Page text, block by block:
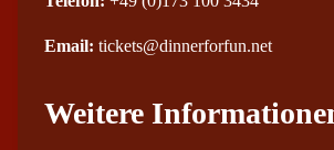
Email: tickets@dinnerforfun.net
Weitere